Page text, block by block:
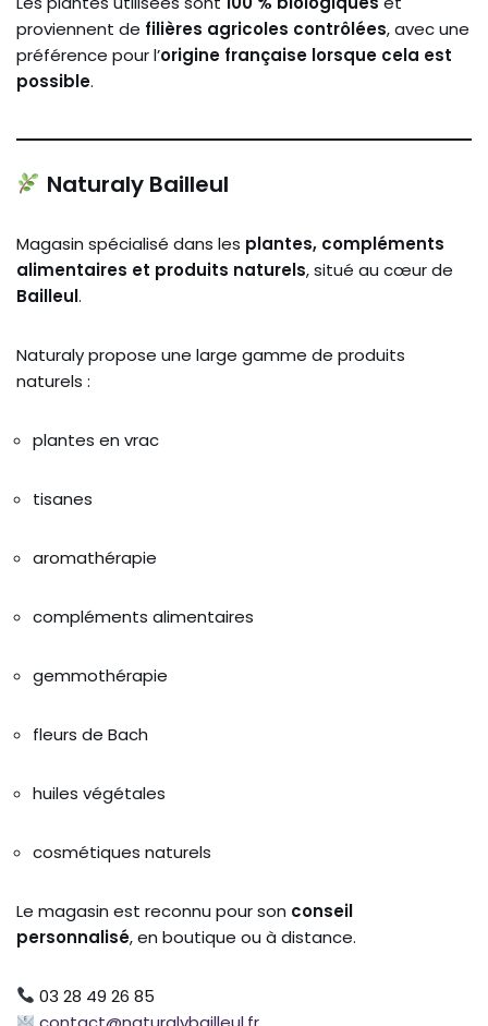
proviennent de filières agricoles contrôlées, avec une
préférence pour l’origine française lorsque cela est
possible.
Naturaly Bailleul
Magasin spécialisé dans les plantes, compléments
alimentaires et produits naturels, situé au cœur de
Bailleul.
Naturaly propose une large gamme de produits
naturels :
plantes en vrac
tisanes
aromathérapie
compléments alimentaires
gemmothérapie
fleurs de Bach
huiles végétales
cosmétiques naturels
Le magasin est reconnu pour son conseil
personnalisé, en boutique ou à distance.
03 28 49 26 85